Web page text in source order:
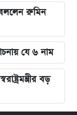
বললেন রুমিন
যে ৬ নাম
বড়